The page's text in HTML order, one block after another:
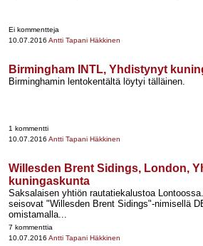
Ei kommentteja
10.07.2016 Antti Tapani Häkkinen
Birmingham INTL, Yhdistynyt
Birminghamin lentokentältä löytyi tälläinen.
1 kommentti
10.07.2016 Antti Tapani Häkkinen
Willesden Brent Sidings, London,
kuningaskunta
Saksalaisen yhtiön rautatiekalustoa
seisovat "Willesden Brent Sidings"-​nimisellä
omistamalla...
7 kommenttia
10.07.2016 Antti Tapani Häkkinen